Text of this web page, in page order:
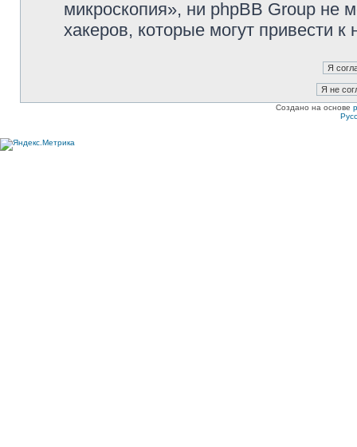
микроскопия», ни phpBB Group не
хакеров, которые могут привести
Создано на основе